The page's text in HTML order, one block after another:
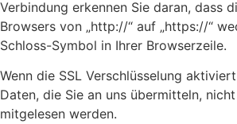
Verbindung erkennen Sie daran, dass
Browsers von „http://“ auf „https://“
Schloss-Symbol in Ihrer Browserzeile.
Wenn die SSL Verschlüsselung
Daten, die Sie an uns übermitteln,
mitgelesen werden.